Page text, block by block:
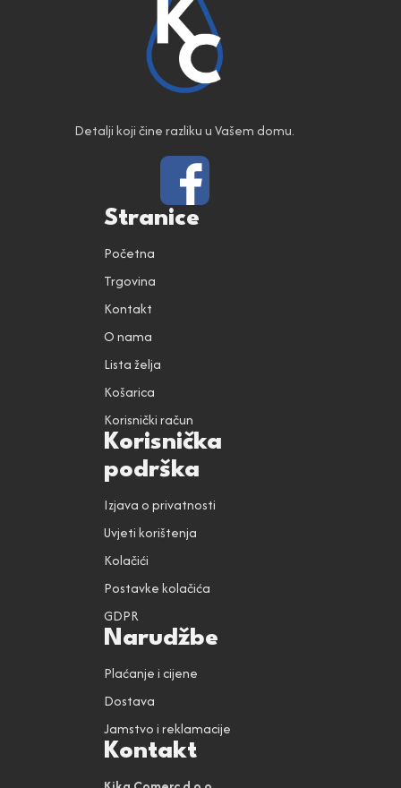
Detalji koji čine razliku u Vašem domu.
Stranice
Početna
Trgovina
Kontakt
O nama
Lista želja
Košarica
Korisnički račun
Korisnička
podrška
Izjava o privatnosti
Uvjeti korištenja
Kolačići
Postavke kolačića
GDPR
Narudžbe
Plaćanje i cijene
Dostava
Jamstvo i reklamacije
Kontakt